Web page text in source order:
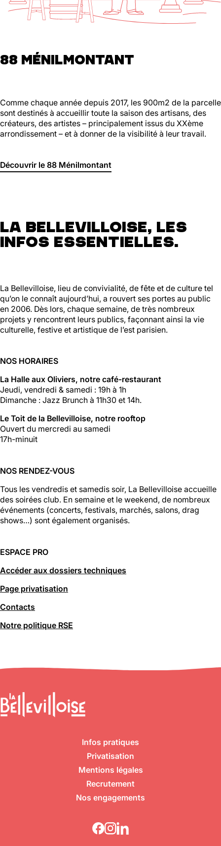
88 MÉNILMONTANT
Comme chaque année depuis 2017, les 900m2 de la parcelle
sont destinés à accueillir toute la saison des artisans, des
créateurs, des artistes – principalement issus du XXème
arrondissement – et à donner de la visibilité à leur travail.
Découvrir le 88 Ménilmontant
La Bellevilloise, les
infos essentielles.
La Bellevilloise, lieu de convivialité, de fête et de culture tel
qu’on le connaît aujourd’hui, a rouvert ses portes au public
en 2006. Dès lors, chaque semaine, de très nombreux
projets y rencontrent leurs publics, façonnant ainsi la vie
culturelle, festive et artistique de l’est parisien.
NOS HORAIRES
La Halle aux Oliviers, notre café-restaurant
Jeudi, vendredi & samedi : 19h à 1h
Dimanche : Jazz Brunch à 11h30 et 14h.
Le Toit de la Bellevilloise, notre rooftop
Ouvert du mercredi au samedi
17h-minuit
NOS RENDEZ-VOUS
Tous les vendredis et samedis soir, La Bellevilloise accueille
des soirées club. En semaine et le weekend, de nombreux
événements (concerts, festivals, marchés, salons, drag
shows…) sont également organisés.
ESPACE PRO
Accéder aux dossiers techniques
Page privatisation
Contacts
Notre politique RSE
Infos pratiques
Privatisation
Mentions légales
Recrutement
Nos engagements